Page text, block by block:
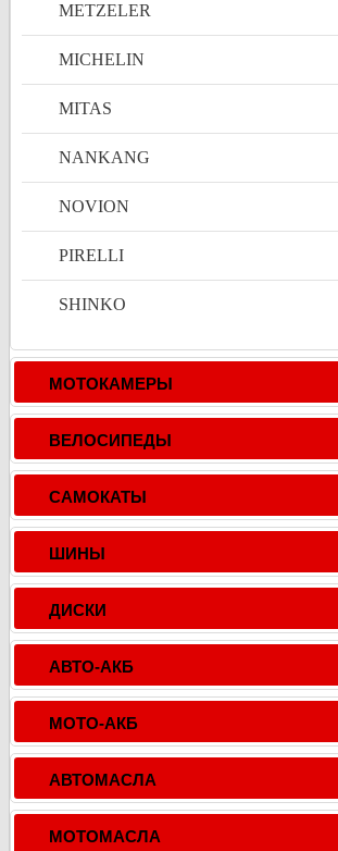
METZELER
MICHELIN
MITAS
NANKANG
NOVION
PIRELLI
SHINKO
МОТОКАМЕРЫ
ВЕЛОСИПЕДЫ
САМОКАТЫ
ШИНЫ
ДИСКИ
АВТО-АКБ
МОТО-АКБ
АВТОМАСЛА
МОТОМАСЛА